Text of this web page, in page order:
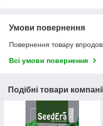
Умови повернення
Повернення товару
Всі умови повернення
Подібні товари